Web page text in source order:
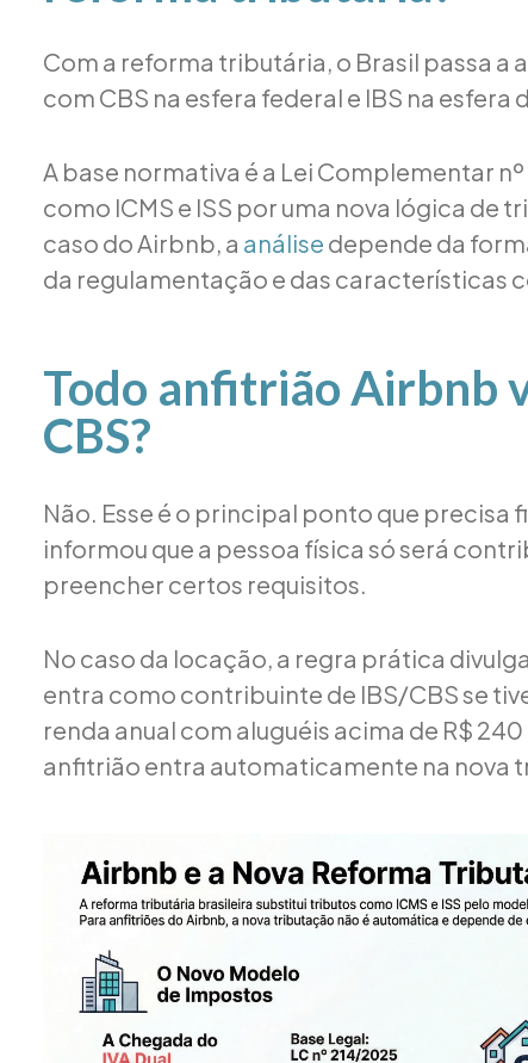
Com a reforma tributária, o Brasil passa a
com CBS na esfera federal e IBS na esfera
A base normativa é a Lei Complementar
como ICMS e ISS por uma nova lógica de
caso do Airbnb, a análise depende da
da regulamentação e das características
Todo anfitrião Airbnb
CBS?
Não. Esse é o principal ponto que precisa
informou que a pessoa física só será
preencher certos requisitos.
No caso da locação, a regra prática
entra como contribuinte de IBS/CBS se
renda anual com aluguéis acima de R$
anfitrião entra automaticamente na nova